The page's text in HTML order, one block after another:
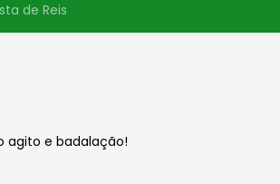
de Reis
agito e badalação!